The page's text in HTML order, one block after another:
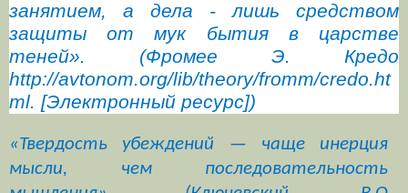
занятием, а дела - лишь средством
защиты от мук бытия в царстве
теней». (Фромее Э. Кредо
http://avtonom.org/lib/theory/fromm/credo.ht
ml. [Электронный ресурс])
«Твердость убеждений — чаще инерция
мысли, чем последовательность